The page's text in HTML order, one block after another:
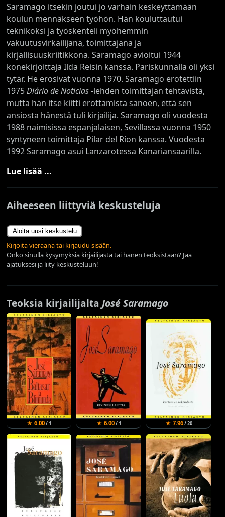
Saramago itsekin joutui jo varhain keskeyttämään
koulun mennäkseen työhön. Hän kouluttautui
teknikoksi ja työskenteli myöhemmin
vakuutusvirkailijana, toimittajana ja
kirjallisuuskriitikkona. Saramago avioitui 1944
konekirjoittaja Ilda Reisin kanssa. Pariskunnalla oli yksi
tytär. He erosivat vuonna 1970. Saramago erotettiin
1975Diário de Noticias-lehden toimittajan tehtävistä,
mutta hän itse kiitti erottamista sanoen, että sen
ansiosta hänestä tuli kirjailija. Saramago oli vuodesta
1988 naimisissa espanjalaisen, Sevillassa vuonna 1950
syntyneen toimittaja Pilar del Ríon kanssa. Vuodesta
1992 Saramago asui Lanzarotessa Kanariansaarilla.
Lue lisää ...
Aiheeseen liittyviä keskusteluja
Aloita uusi keskustelu
Kirjoita vieraana tai kirjaudu sisään.
Onko sinulla kysymyksiä kirjailijasta tai hänen teoksistaan? Jaa
ajatuksesi ja liity keskusteluun!
Teoksia kirjailijaltaJosé Saramago
★ 6.00/ 1 ★ 6.00/ 1 ★ 7.96/ 20